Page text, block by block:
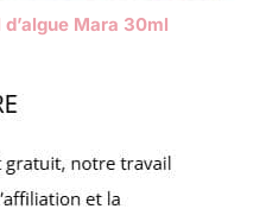
Mara 30ml